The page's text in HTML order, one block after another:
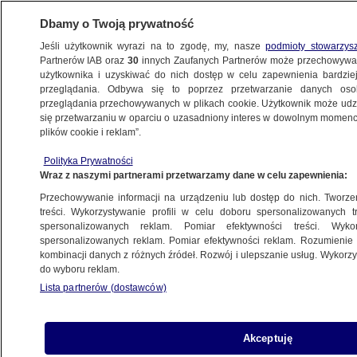
ŚWIAT
"bardzo ubolewa" nad przeciekami
26.10.2025, 10:14Aktualizacja: 26.10.2025, 11:55
Posłuchaj artykułu
Czyta lektor AI
Dbamy o Twoją prywatność
Jeśli użytkownik wyrazi na to zgodę, my, naszepodmioty
Partnerów IAB oraz30 innych Zaufanych Partnerów może
użytkownika i uzyskiwać do nich dostęp w celu zapewnienia
przeglądania. Odbywa się to poprzez przetwarzanie danych
przeglądania przechowywanych w plikach cookie. Użytkownik może
się przetwarzaniu w oparciu o uzasadniony interes w dowolnym
plików cookie i reklam”.
Polityka Prywatności
Wraz z naszymi partnerami przetwarzamy dane w celu zapewnienia:
Przechowywanie informacji na urządzeniu lub dostęp do nich.
treści. Wykorzystywanie profili w celu doboru spersonalizowanych
spersonalizowanych reklam. Pomiar efektywności treści.
spersonalizowanych reklam. Pomiar efektywności reklam.
kombinacji danych z różnych źródeł. Rozwój i ulepszanie usług.
do wyboru reklam.
Lista partnerów (dostawców)
Akceptuję